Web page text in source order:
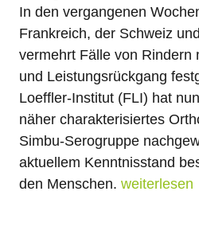
In den vergangenen
Frankreich, der Schweiz
vermehrt Fälle von Rindern
und Leistungsrückgang
Loeffler-Institut (FLI) hat
näher charakterisiertes
Simbu-Serogruppe
aktuellem Kenntnisstand
den Menschen. weiterlesen